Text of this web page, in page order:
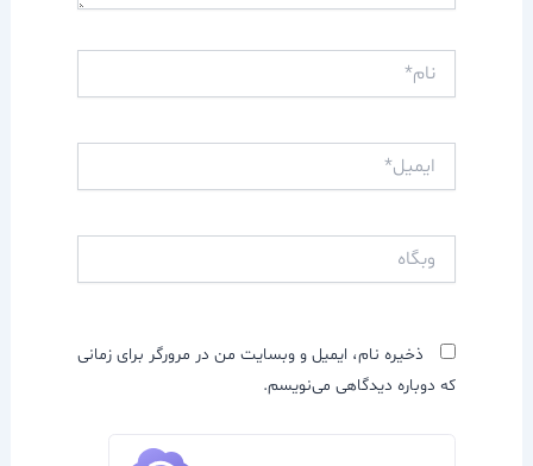
ذخیره نام، ایمیل و وبسایت من در مرورگر برای زمانی
که دوباره دیدگاهی می‌نویسم.